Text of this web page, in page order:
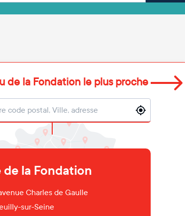
de la Fondation le plus proche
de la Fondation
Charles de Gaulle
sur-Seine